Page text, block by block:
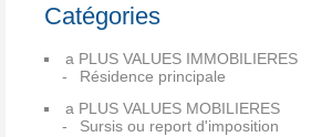
Catégories
a PLUS VALUES IMMOBILIERES
Résidence principale
a PLUS VALUES MOBILIERES
Sursis ou report d'imposition